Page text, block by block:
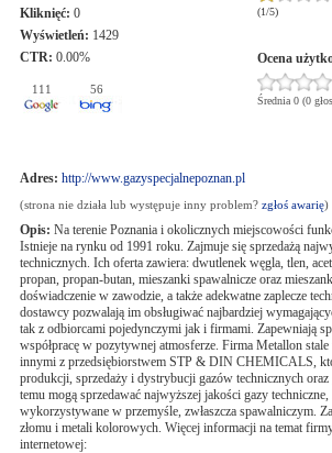
Kliknięć: 0
Wyświetleń: 1429
CTR: 0.00%
111 56
(1/5)
Ocena
Średnia 0 (0
Adres: http://www.gazyspecjalnepoznan.pl
(strona nie działa lub występuje inny problem? zgłoś awarię)
Opis: Na terenie Poznania i okolicznych miejscowości
Istnieje na rynku od 1991 roku. Zajmuje się sprzedażą
technicznych. Ich oferta zawiera: dwutlenek węgla, tlen,
propan, propan-butan, mieszanki spawalnicze oraz
doświadczenie w zawodzie, a także adekwatne zaplecze
dostawcy pozwalają im obsługiwać najbardziej
tak z odbiorcami pojedynczymi jak i firmami. Zapewniają
współpracę w pozytywnej atmosferze. Firma Metallon stale
innymi z przedsiębiorstwem STP & DIN CHEMICALS,
produkcji, sprzedaży i dystrybucji gazów technicznych
temu mogą sprzedawać najwyższej jakości gazy
wykorzystywane w przemyśle, zwłaszcza spawalniczym.
złomu i metali kolorowych. Więcej informacji na temat
internetowej: